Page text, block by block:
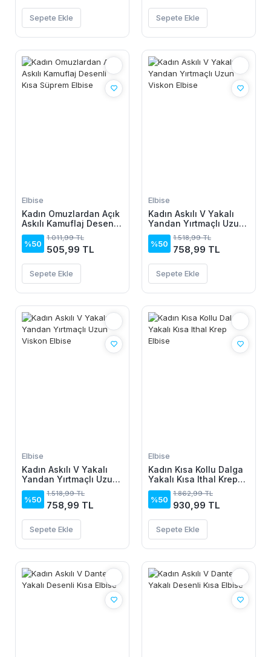
Sepete Ekle Sepete Ekle
Elbise
Kadın Omuzlardan Açık
Askılı Kamuflaj Desenli
Kısa Süprem Elbise
%50
1.011,99 TL
505,99 TL
Sepete Ekle
Elbise
Kadın Askılı V Yakalı
Yandan Yırtmaçlı Uzun
Viskon Elbise
%50
1.518,99 TL
758,99 TL
Sepete Ekle
Elbise
Kadın Askılı V Yakalı
Yandan Yırtmaçlı Uzun
Viskon Elbise
%50
1.518,99 TL
758,99 TL
Sepete Ekle
Elbise
Kadın Kısa Kollu Dalga
Yakalı Kısa Ithal Krep
Elbise
%50
1.862,99 TL
930,99 TL
Sepete Ekle